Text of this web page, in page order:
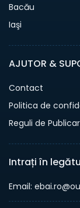
Bacău
Iaşi
AJUTOR &
Contact
Politica de
Reguli de
Intrați în
Email: